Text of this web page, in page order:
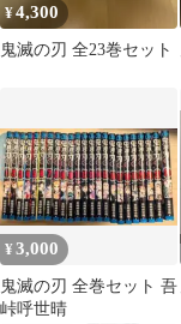
¥4,300
鬼滅の刃 全23巻セット
¥3,000
鬼滅の刃 全巻セット 吾
峠呼世晴